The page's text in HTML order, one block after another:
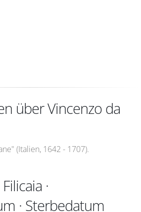
über Vincenzo da
(Italien, 1642 - 1707).
·
· Sterbedatum